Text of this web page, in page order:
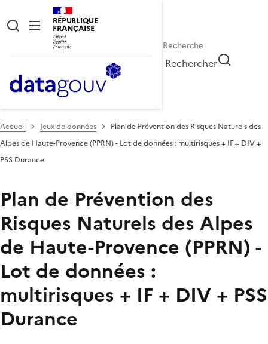
RÉPUBLIQUE
FRANÇAISE
Rechercher
Accueil Jeux de données
Plan de Prévention des Risques Naturels des
Alpes de Haute-Provence (PPRN) - Lot de données : multirisques + IF + DIV +
PSS Durance
Plan de Prévention des
Risques Naturels des Alpes
de Haute-Provence (PPRN) -
Lot de données :
multirisques + IF + DIV + PSS
Durance